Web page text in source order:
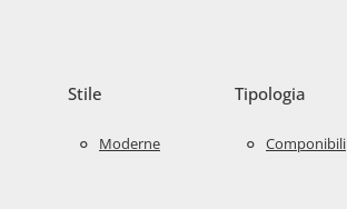
Stile
Moderne
Tipologia
Componibili